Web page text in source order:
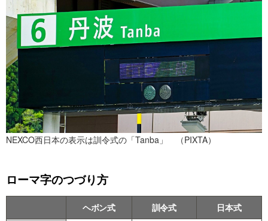
NEXCO西日本の表示は訓令式の「Tanba」 （PIXTA）
ローマ字のつづり方
ヘボン式 訓令式 日本式